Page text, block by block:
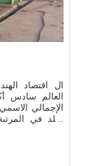
العالم سادس
الإجمالي